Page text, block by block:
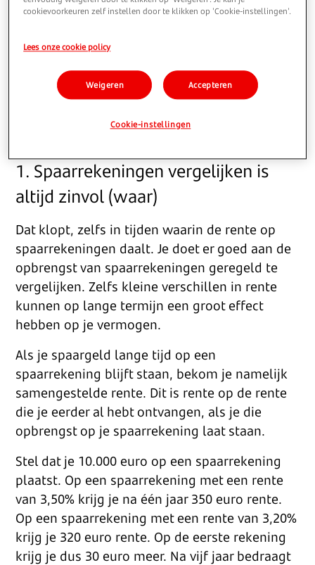
iedereen wel een mening. Maar welke
drie veelgehoorde beweringen over hoe je het
beste spaart op spaarrekeningen. Welke tips
volg je beter niet om te sparen, en welke net
1. Spaarrekeningen vergelijken is
altijd zinvol (waar)
Dat klopt, zelfs in tijden waarin de rente op
spaarrekeningen daalt. Je doet er goed aan de
opbrengst van spaarrekeningen geregeld te
vergelijken. Zelfs kleine verschillen in rente
kunnen op lange termijn een groot effect
hebben op je vermogen.
Als je spaargeld lange tijd op een
spaarrekening blijft staan, bekom je namelijk
samengestelde rente. Dit is rente op de rente
die je eerder al hebt ontvangen, als je die
opbrengst op je spaarrekening laat staan.
Stel dat je 10.000 euro op een spaarrekening
plaatst. Op een spaarrekening met een rente
van 3,50% krijg je na één jaar 350 euro rente.
Op een spaarrekening met een rente van 3,20%
krijg je 320 euro rente. Op de eerste rekening
krijg je dus 30 euro meer. Na vijf jaar bedraagt
cookievoorkeuren zelf instellen door te klikken op 'Cookie-instellingen'.
Lees onze cookie policy
Weigeren Accepteren
Cookie-instellingen